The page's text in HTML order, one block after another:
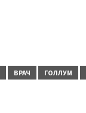
ВРАЧ ГОЛЛУМ